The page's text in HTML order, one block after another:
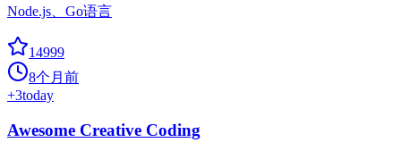
Node.js、Go语言
14999
8个月前
+3today
Awesome Creative Coding